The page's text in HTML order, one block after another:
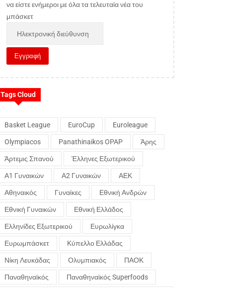
να είστε ενήμεροι με όλα τα τελευταία νέα του
μπάσκετ
Tags Cloud
Basket League EuroCup Euroleague
Olympiacos Panathinaikos OPAP Άρης
Άρτεμις Σπανού Έλληνες Εξωτερικού
Α1 Γυναικών Α2 Γυναικών ΑΕΚ
Αθηναικός Γυναίκες Εθνική Ανδρών
Εθνική Γυναικών Εθνική Ελλάδος
Ελληνίδες Εξωτερικού Ευρωλίγκα
Ευρωμπάσκετ Κύπελλο Ελλάδας
Νίκη Λευκάδας Ολυμπιακός ΠΑΟΚ
Παναθηναϊκός Παναθηναϊκός Superfoods